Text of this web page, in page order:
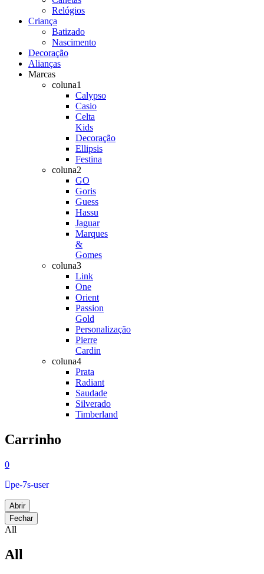
Relógios
Criança
Batizado
Nascimento
Decoração
Alianças
Marcas
coluna1
Calypso
Casio
Celta
Kids
Decoração
Ellipsis
Festina
coluna2
GO
Goris
Guess
Hassu
Jaguar
Marques
&
Gomes
coluna3
Link
One
Orient
Passion
Gold
Personalização
Pierre
Cardin
coluna4
Prata
Radiant
Saudade
Silverado
Timberland
Carrinho
0
pe-7s-user
Abrir
Fechar
All
All